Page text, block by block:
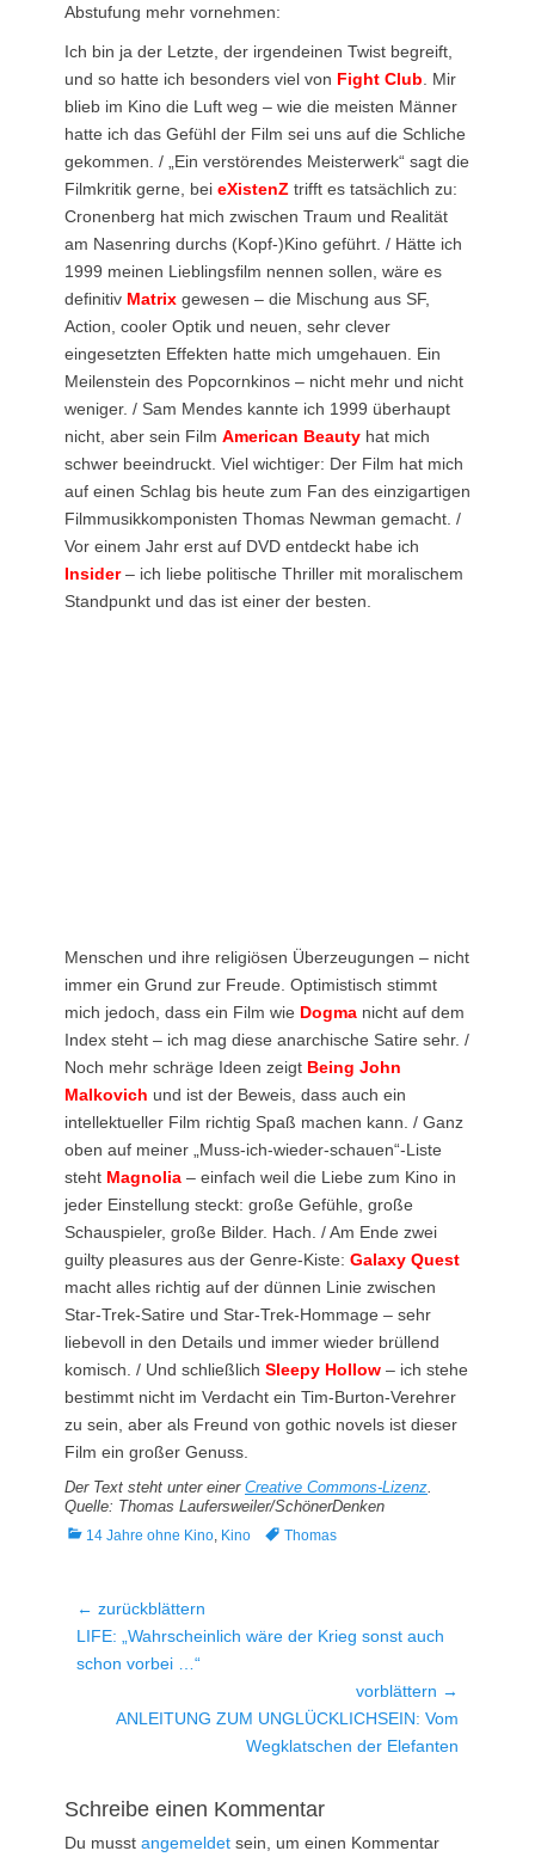
Abstufung mehr vornehmen:
Ich bin ja der Letzte, der irgendeinen Twist begreift,
und so hatte ich besonders viel von Fight Club . Mir
blieb im Kino die Luft weg – wie die meisten Männer
hatte ich das Gefühl der Film sei uns auf die Schliche
gekommen. / „Ein verstörendes Meisterwerk“ sagt die
Filmkritik gerne, bei eXistenZ trifft es tatsächlich zu:
Cronenberg hat mich zwischen Traum und Realität
am Nasenring durchs (Kopf-)Kino geführt. / Hätte ich
1999 meinen Lieblingsfilm nennen sollen, wäre es
definitiv Matrix gewesen – die Mischung aus SF,
Action, cooler Optik und neuen, sehr clever
eingesetzten Effekten hatte mich umgehauen. Ein
Meilenstein des Popcornkinos – nicht mehr und nicht
weniger. / Sam Mendes kannte ich 1999 überhaupt
nicht, aber sein Film American Beauty hat mich
schwer beeindruckt. Viel wichtiger: Der Film hat mich
auf einen Schlag bis heute zum Fan des einzigartigen
Filmmusikkomponisten Thomas Newman gemacht. /
Vor einem Jahr erst auf DVD entdeckt habe ich
Insider– ich liebe politische Thriller mit moralischem
Standpunkt und das ist einer der besten.
Menschen und ihre religiösen Überzeugungen – nicht
immer ein Grund zur Freude. Optimistisch stimmt
mich jedoch, dass ein Film wie Dogma nicht auf dem
Index steht – ich mag diese anarchische Satire sehr. /
Noch mehr schräge Ideen zeigt Being John
Malkovich und ist der Beweis, dass auch ein
intellektueller Film richtig Spaß machen kann. / Ganz
oben auf meiner „Muss-ich-wieder-schauen“-Liste
steht Magnolia – einfach weil die Liebe zum Kino in
jeder Einstellung steckt: große Gefühle, große
Schauspieler, große Bilder. Hach. / Am Ende zwei
guilty pleasures aus der Genre-Kiste: Galaxy Quest
macht alles richtig auf der dünnen Linie zwischen
Star-Trek-Satire und Star-Trek-Hommage – sehr
liebevoll in den Details und immer wieder brüllend
komisch. / Und schließlich Sleepy Hollow – ich stehe
bestimmt nicht im Verdacht ein Tim-Burton-Verehrer
zu sein, aber als Freund von gothic novels ist dieser
Film ein großer Genuss.
Der Text steht unter einer Creative Commons-Lizenz
Quelle: Thomas Laufersweiler/SchönerDenken
Kategorien
14 Jahre ohne Kino, Kino TagsThomas
Beitragsnavigation
← zurückblättern
Vorheriger
Beitrag:
LIFE: „Wahrscheinlich wäre der Krieg sonst auch
schon vorbei …“
vorblättern →
NächsterANLEITUNG ZUM UNGLÜCKLICHSEIN: Vom
Wegklatschen der Elefanten
Schreibe einen Kommentar
Du musst angemeldet sein, um einen Kommentar